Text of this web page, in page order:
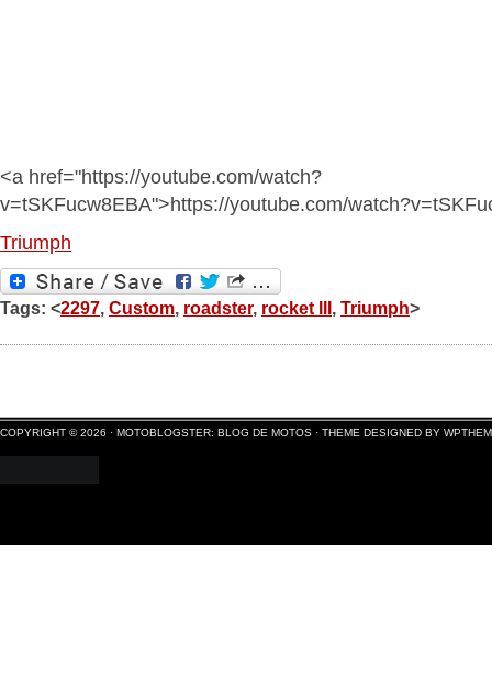
<a href="https://youtube.com/watch?
v=tSKFucw8EBA">https://youtube.com/
Triumph
Tags: <2297, Custom, roadster, rocket III, Triumph>
COPYRIGHT © 2026 · MOTOBLOGSTER: BLOG DE MOTOS · THEME DESIGNED BY